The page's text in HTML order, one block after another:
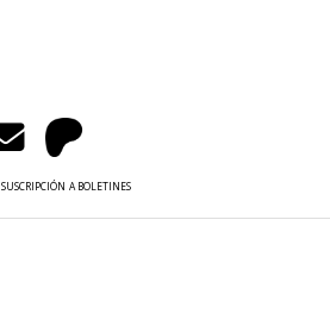
SUSCRIPCIÓN A BOLETINES